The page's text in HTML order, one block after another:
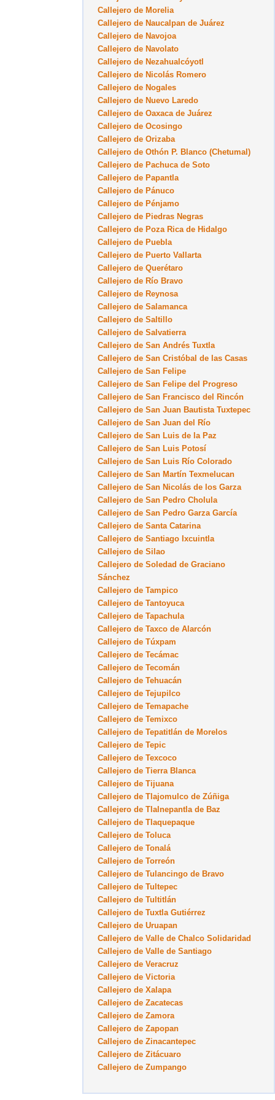
Callejero de Morelia
Callejero de Naucalpan de Juárez
Callejero de Navojoa
Callejero de Navolato
Callejero de Nezahualcóyotl
Callejero de Nicolás Romero
Callejero de Nogales
Callejero de Nuevo Laredo
Callejero de Oaxaca de Juárez
Callejero de Ocosingo
Callejero de Orizaba
Callejero de Othón P. Blanco (Chetumal)
Callejero de Pachuca de Soto
Callejero de Papantla
Callejero de Pánuco
Callejero de Pénjamo
Callejero de Piedras Negras
Callejero de Poza Rica de Hidalgo
Callejero de Puebla
Callejero de Puerto Vallarta
Callejero de Querétaro
Callejero de Río Bravo
Callejero de Reynosa
Callejero de Salamanca
Callejero de Saltillo
Callejero de Salvatierra
Callejero de San Andrés Tuxtla
Callejero de San Cristóbal de las Casas
Callejero de San Felipe
Callejero de San Felipe del Progreso
Callejero de San Francisco del Rincón
Callejero de San Juan Bautista Tuxtepec
Callejero de San Juan del Río
Callejero de San Luis de la Paz
Callejero de San Luis Potosí
Callejero de San Luis Río Colorado
Callejero de San Martín Texmelucan
Callejero de San Nicolás de los Garza
Callejero de San Pedro Cholula
Callejero de San Pedro Garza García
Callejero de Santa Catarina
Callejero de Santiago Ixcuintla
Callejero de Silao
Callejero de Soledad de Graciano
Sánchez
Callejero de Tampico
Callejero de Tantoyuca
Callejero de Tapachula
Callejero de Taxco de Alarcón
Callejero de Túxpam
Callejero de Tecámac
Callejero de Tecomán
Callejero de Tehuacán
Callejero de Tejupilco
Callejero de Temapache
Callejero de Temixco
Callejero de Tepatitlán de Morelos
Callejero de Tepic
Callejero de Texcoco
Callejero de Tierra Blanca
Callejero de Tijuana
Callejero de Tlajomulco de Zúñiga
Callejero de Tlalnepantla de Baz
Callejero de Tlaquepaque
Callejero de Toluca
Callejero de Tonalá
Callejero de Torreón
Callejero de Tulancingo de Bravo
Callejero de Tultepec
Callejero de Tultitlán
Callejero de Tuxtla Gutiérrez
Callejero de Uruapan
Callejero de Valle de Chalco Solidaridad
Callejero de Valle de Santiago
Callejero de Veracruz
Callejero de Victoria
Callejero de Xalapa
Callejero de Zacatecas
Callejero de Zamora
Callejero de Zapopan
Callejero de Zinacantepec
Callejero de Zitácuaro
Callejero de Zumpango